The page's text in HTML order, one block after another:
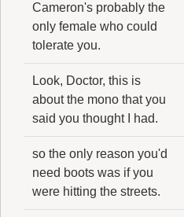
Cameron's probably the
only female who could
tolerate you.
Look, Doctor, this is
about the mono that you
said you thought I had.
so the only reason you'd
need boots was if you
were hitting the streets.